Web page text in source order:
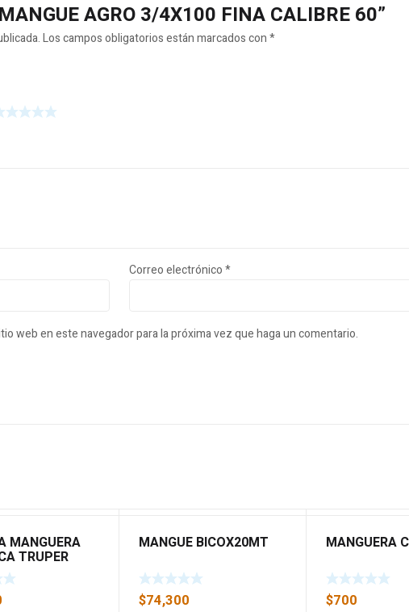
AGRO 3/4X100 FINA CALIBRE 60”
Los campos obligatorios están marcados con*
Correo electrónico*
web en este navegador para la próxima vez que haga un comentario.
MANGUERA
TRUPER
MANGUE BICOX20MT
$74,300
MANGUERA
$700